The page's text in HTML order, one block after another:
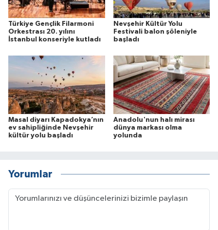
Türkiye Gençlik Filarmoni
Orkestrası 20. yılını
İstanbul konseriyle kutladı
Nevşehir Kültür Yolu
Festivali balon şöleniyle
başladı
Masal diyarı Kapadokya’nın
ev sahipliğinde Nevşehir
kültür yolu başladı
Anadolu'nun halı mirası
dünya markası olma
yolunda
Yorumlar